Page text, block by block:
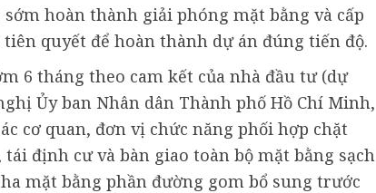
sớm hoàn thành giải phóng mặt bằng và cấp
quyết để hoàn thành dự án đúng tiến độ.
6 tháng theo cam kết của nhà đầu tư (dự
Ủy ban Nhân dân Thành phố Hồ Chí Minh,
cơ quan, đơn vị chức năng phối hợp chặt
định cư và bàn giao toàn bộ mặt bằng sạch
mặt bằng phần đường gom bổ sung trước